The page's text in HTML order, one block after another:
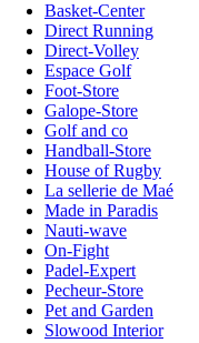
Basket-Center
Direct Running
Direct-Volley
Espace Golf
Foot-Store
Galope-Store
Golf and co
Handball-Store
House of Rugby
La sellerie de Maé
Made in Paradis
Nauti-wave
On-Fight
Padel-Expert
Pecheur-Store
Pet and Garden
Slowood Interior